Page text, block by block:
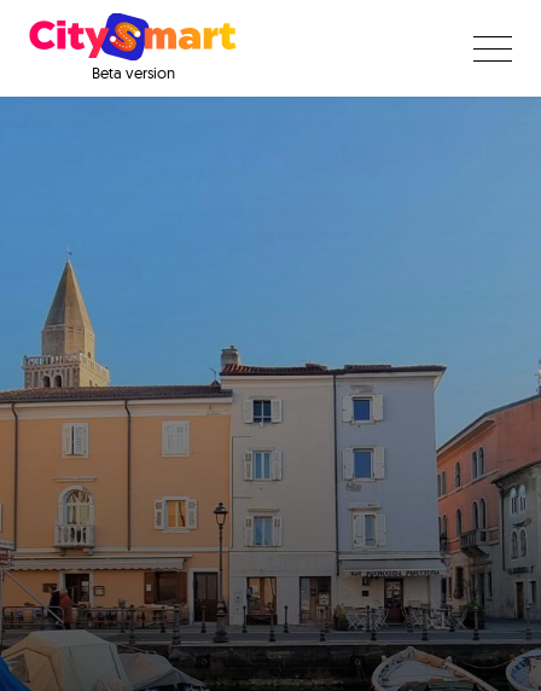
Beta version